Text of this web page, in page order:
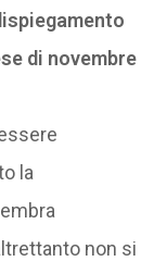
di novembre
la
non si